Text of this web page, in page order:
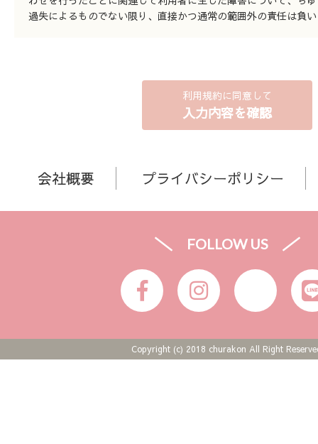
過失によるものでない限り、直接かつ通常の範囲外の責任は負
利用規約に同意して
入力内容を確認
会社概要 プライバシーポリシー
FOLLOW US
Copyright (c) 2018 churakon All Right